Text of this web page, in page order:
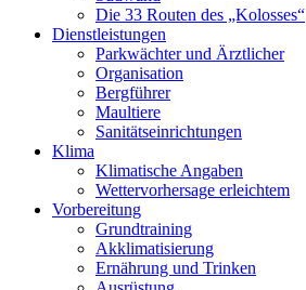
Die 33 Routen des „Kolosses“
Dienstleistungen
Parkwächter und Ärztlicher
Organisation
Bergführer
Maultiere
Sanitätseinrichtungen
Klima
Klimatische Angaben
Wettervorhersage erleichtem
Vorbereitung
Grundtraining
Akklimatisierung
Ernährung und Trinken